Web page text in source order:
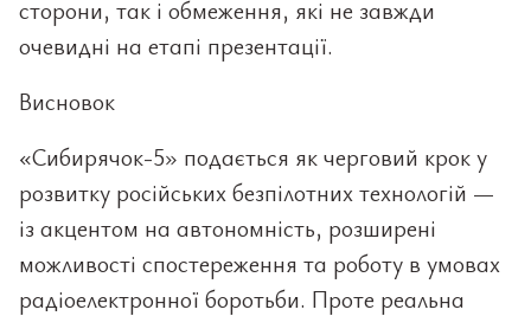
сторони, так і обмеження, які не завжди
очевидні на етапі презентації.
Висновок
«Сибирячок-5» подається як черговий крок у
розвитку російських безпілотних технологій —
із акцентом на автономність, розширені
можливості спостереження та роботу в умовах
радіоелектронної боротьби. Проте реальна